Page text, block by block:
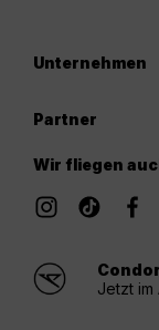
Unternehmen
Partner
Wir fliegen
Jetzt im